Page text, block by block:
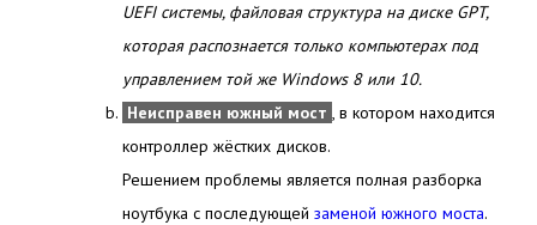
UEFI системы, файловая структура на диске GPT,
которая распознается только компьютерах под
управлением той же Windows 8 или 10.
Неисправен южный мост, в котором находится
контроллер жёстких дисков.
Решением проблемы является полная разборка
ноутбука с последующейзаменой южного моста.